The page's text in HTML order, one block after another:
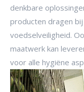
denkbare
producten dragen
voedselveiligheid.
maatwerk kan
voor alle hygiëne